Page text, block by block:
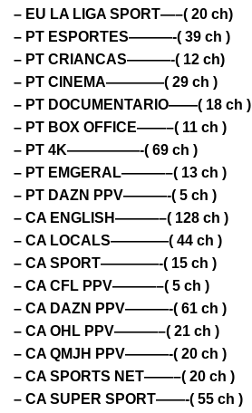
– EU LA LIGA SPORT—–( 20 ch)
– PT ESPORTES———-( 39 ch )
– PT CRIANCAS———-( 12 ch)
– PT CINEMA————( 29 ch )
– PT DOCUMENTARIO——( 18 ch )
– PT BOX OFFICE——–( 11 ch )
– PT 4K—————-( 69 ch )
– PT EMGERAL———–( 13 ch )
– PT DAZN PPV———-( 5 ch )
– CA ENGLISH———–( 128 ch )
– CA LOCALS————( 44 ch )
– CA SPORT————-( 15 ch )
– CA CFL PPV———–( 5 ch )
– CA DAZN PPV———-( 61 ch )
– CA OHL PPV———–( 21 ch )
– CA QMJH PPV———-( 20 ch )
– CA SPORTS NET——–( 20 ch )
– CA SUPER SPORT——-( 55 ch )